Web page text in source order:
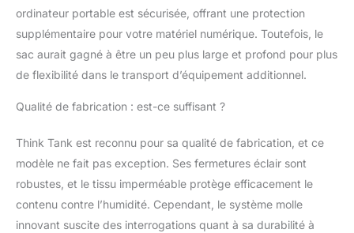
ordinateur portable est sécurisée, offrant une protection
supplémentaire pour votre matériel numérique. Toutefois, le
sac aurait gagné à être un peu plus large et profond pour plus
de flexibilité dans le transport d’équipement additionnel.
Qualité de fabrication : est-ce suffisant ?
Think Tank est reconnu pour sa qualité de fabrication, et ce
modèle ne fait pas exception. Ses fermetures éclair sont
robustes, et le tissu imperméable protège efficacement le
contenu contre l’humidité. Cependant, le système molle
innovant suscite des interrogations quant à sa durabilité à